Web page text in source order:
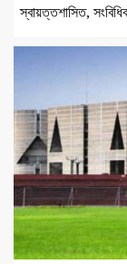
স্বায়ত্তশাসিত,